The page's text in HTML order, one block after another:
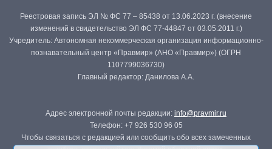
Реестровая запись ЭЛ № ФС 77 – 85438 от 13.06.2023 г. (внесение
изменений в свидетельство ЭЛ ФС 77-44847 от 03.05.2011 г.)
Учредитель: Автономная некоммерческая организация информационно-
познавательный центр «Правмир» (АНО «Правмир») (ОГРН
1107799036730)
Главный редактор: Данилова А.А.
Адрес электронной почты редакции: info@pravmir.ru
Телефон: +7 926 530 96 05
Чтобы связаться с редакцией или сообщить обо всех замеченных